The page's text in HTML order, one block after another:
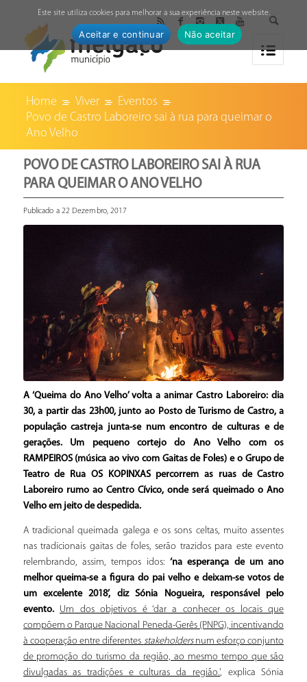
Home Viver
Eventos
Povo de Castro Laboreiro sai à rua para queimar o
Ano Velho
POVO DE CASTRO LABOREIRO SAI À RUA
PARA QUEIMAR O ANO VELHO
Publicado a 22 Dezembro, 2017
A ‘Queima do Ano Velho’ volta a animar Castro Laboreiro: dia
30, a partir das 23h00, junto ao Posto de Turismo de Castro, a
população castreja junta-se num encontro de culturas e de
gerações. Um pequeno cortejo do Ano Velho com os
RAMPEIROS (música ao vivo com Gaitas de Foles) e o Grupo de
Teatro de Rua OS KOPINXAS percorrem as ruas de Castro
Laboreiro rumo ao Centro Cívico, onde será queimado o Ano
Velho em jeito de despedida.
A tradicional queimada galega e os sons celtas, muito assentes
nas tradicionais gaitas de foles, serão trazidos para este evento
relembrando, assim, tempos idos: ‘na esperança de um ano
melhor queima-se a figura do pai velho e deixam-se votos de
um excelente 2018’, diz Sónia Nogueira, responsável pelo
evento. Um dos objetivos é ‘dar a conhecer os locais que
compõem o Parque Nacional Peneda-Gerês (PNPG), incentivando
à cooperação entre diferentes stakeholdersnum esforço conjunto
de promoção do turismo da região, ao mesmo tempo que são
divulgadas as tradições e culturas da região.’, explica Sónia
Este site utiliza cookies para melhorar a sua experiência neste website.
Aceitar e continuar Não aceitar